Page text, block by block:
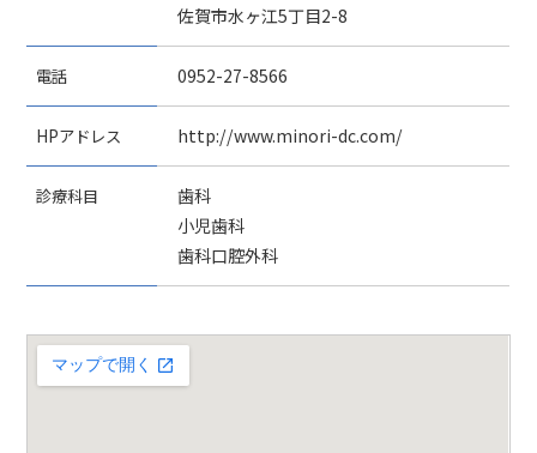
佐賀市水ヶ江5丁目2-8
電話 0952-27-8566
HPアドレス http://www.minori-dc.com/
診療科目
歯科
小児歯科
歯科口腔外科